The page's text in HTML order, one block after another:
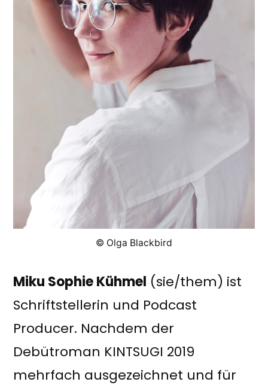
© Olga Blackbird
Miku Sophie Kühmel (sie/them) ist
Schriftstellerin und Podcast
Producer. Nachdem der
Debütroman KINTSUGI 2019
mehrfach ausgezeichnet und für